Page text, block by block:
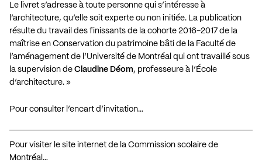
Le livret s’adresse à toute personne qui s’intéresse à
l’architecture, qu’elle soit experte ou non initiée. La publication
résulte du travail des finissants de la cohorte 2016-2017 de la
maîtrise en Conservation du patrimoine bâti de la Faculté de
l’aménagement de l’Université de Montréal qui ont travaillé sous
la supervision de Claudine Déom, professeure à l’École
d’architecture. »
Pour consulter l’encart d’invitation…
Pour visiter le site internet de la Commission scolaire de
Montréal…